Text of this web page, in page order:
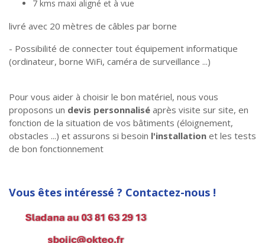
7 kms maxi aligné et à vue
livré avec 20 mètres de câbles par borne
- Possibilité de connecter tout équipement informatique
(ordinateur, borne WiFi, caméra de surveillance ...)
Pour vous aider à choisir le bon matériel, nous vous
proposons un devis personnalisé après visite sur site, en
fonction de la situation de vos bâtiments (éloignement,
obstacles ...) et assurons si besoin l'installation et les tests
de bon fonctionnement
Vous êtes intéressé ? Contactez-nous !